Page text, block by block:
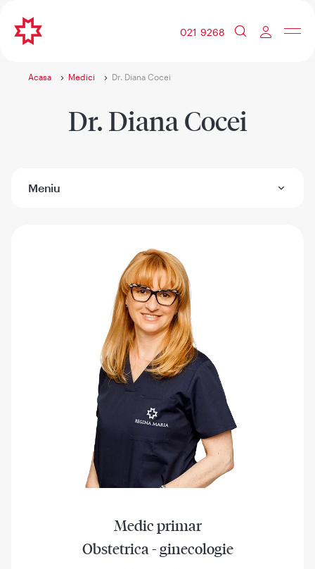
021 9268
Acasa Medici Dr. Diana Cocei
Dr. Diana Cocei
Meniu
Medic primar
Obstetrica - ginecologie